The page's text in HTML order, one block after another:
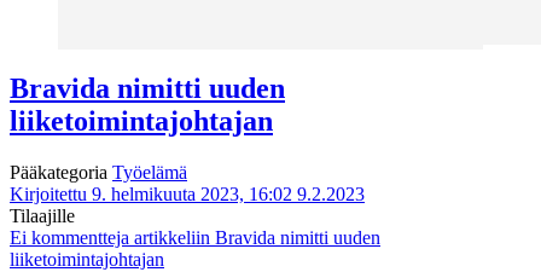
Bravida nimitti uuden
liiketoimintajohtajan
Pääkategoria Työelämä
Kirjoitettu 9. helmikuuta 2023, 16:02 9.2.2023
Tilaajille
Ei kommentteja artikkeliin Bravida nimitti uuden
liiketoimintajohtajan